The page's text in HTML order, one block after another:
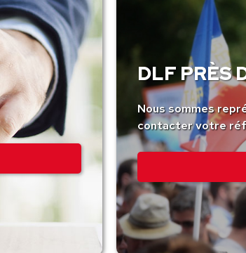
DLF PRÈS
Nous sommes
contacter votre